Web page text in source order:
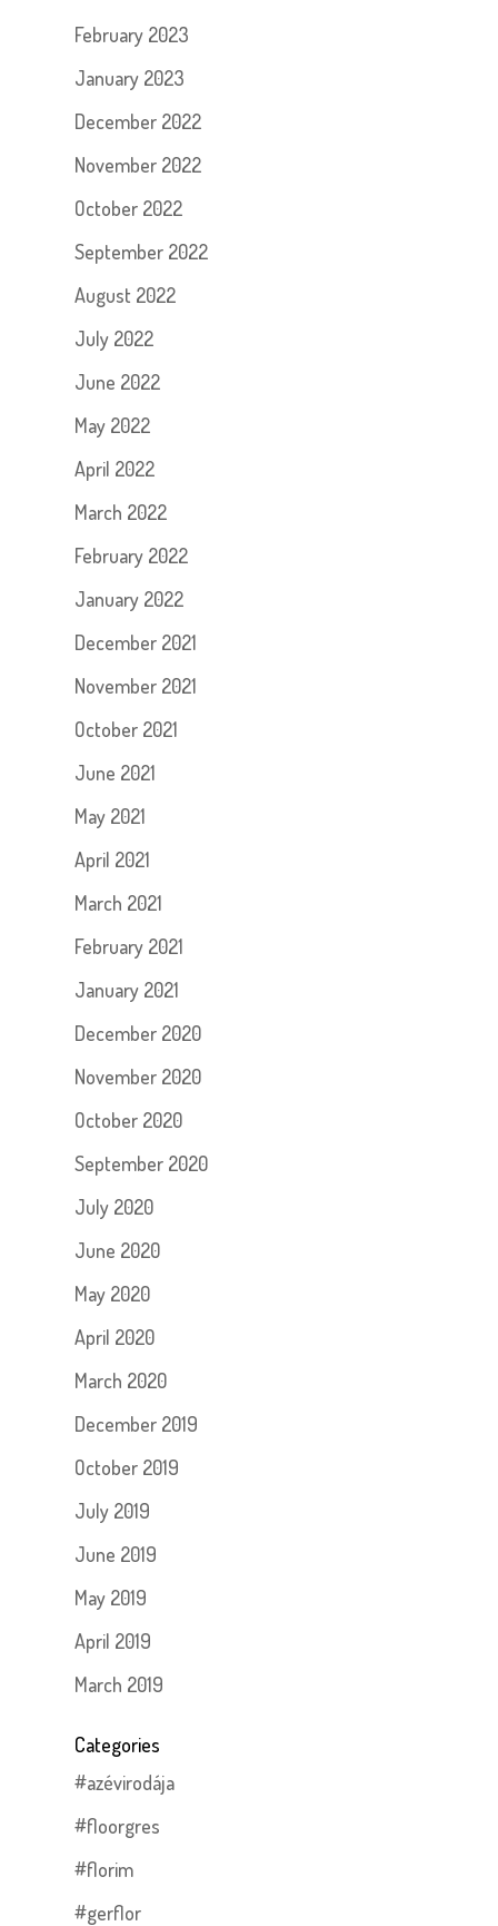
February 2023
January 2023
December 2022
November 2022
October 2022
September 2022
August 2022
July 2022
June 2022
May 2022
April 2022
March 2022
February 2022
January 2022
December 2021
November 2021
October 2021
June 2021
May 2021
April 2021
March 2021
February 2021
January 2021
December 2020
November 2020
October 2020
September 2020
July 2020
June 2020
May 2020
April 2020
March 2020
December 2019
October 2019
July 2019
June 2019
May 2019
April 2019
March 2019
Categories
#azévirodája
#floorgres
#florim
#gerflor